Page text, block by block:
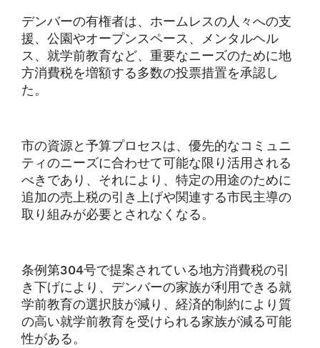
デンバーの有権者は、ホームレスの人々への支
援、公園やオープンスペース、メンタルヘル
ス、就学前教育など、重要なニーズのために地
方消費税を増額する多数の投票措置を承認し
た。
市の資源と予算プロセスは、優先的なコミュニ
ティのニーズに合わせて可能な限り活用される
べきであり、それにより、特定の用途のために
追加の売上税の引き上げや関連する市民主導の
取り組みが必要とされなくなる。
条例第304号で提案されている地方消費税の引
き下げにより、デンバーの家族が利用できる就
学前教育の選択肢が減り、経済的制約により質
の高い就学前教育を受けられる家族が減る可能
性がある。